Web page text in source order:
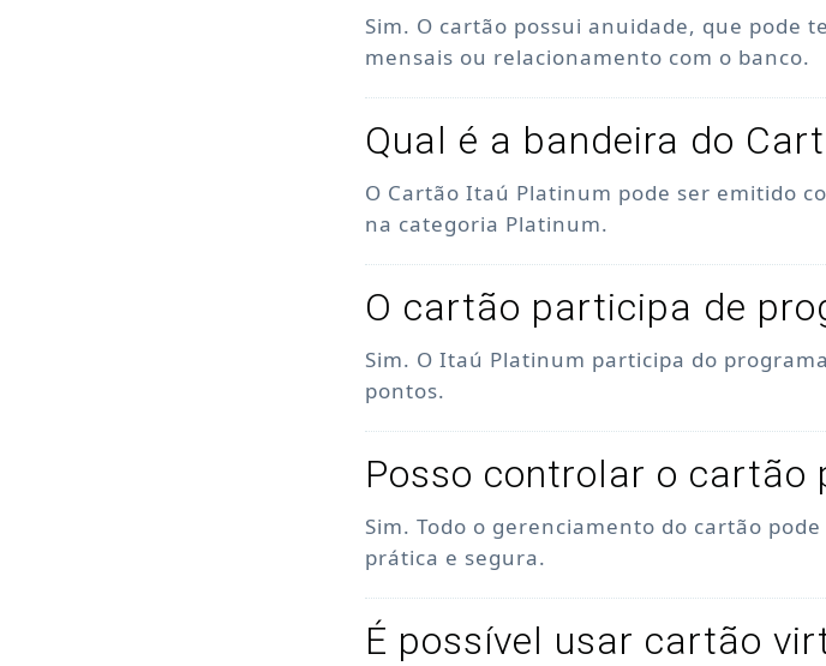
Sim. O cartão possui anuidade, que pode
mensais ou relacionamento com o banco.
Qual é a bandeira do
O Cartão Itaú Platinum pode ser emitido
na categoria Platinum.
O cartão participa de
Sim. O Itaú Platinum participa do
pontos.
Posso controlar o cartão
Sim. Todo o gerenciamento do cartão
prática e segura.
É possível usar cartão